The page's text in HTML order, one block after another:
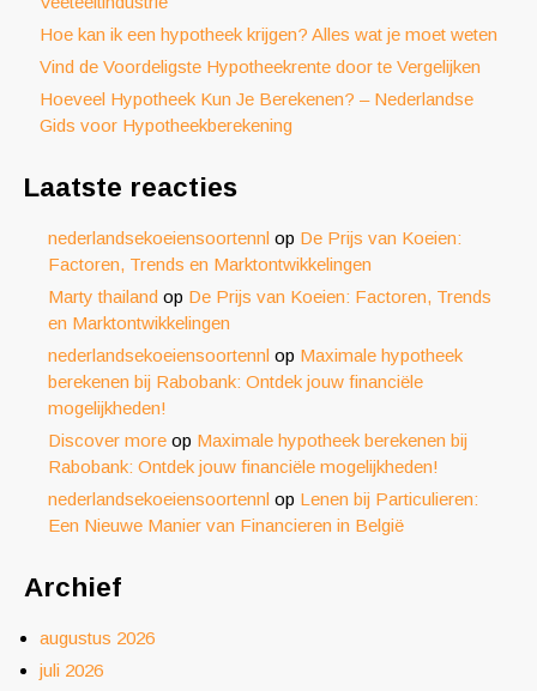
Hoe kan ik een hypotheek krijgen? Alles wat je moet weten
Vind de Voordeligste Hypotheekrente door te Vergelijken
Hoeveel Hypotheek Kun Je Berekenen? – Nederlandse
Gids voor Hypotheekberekening
Laatste reacties
nederlandsekoeiensoortennl op De Prijs van Koeien:
Factoren, Trends en Marktontwikkelingen
Marty thailand op De Prijs van Koeien: Factoren, Trends
en Marktontwikkelingen
nederlandsekoeiensoortennl op Maximale hypotheek
berekenen bij Rabobank: Ontdek jouw financiële
mogelijkheden!
Discover more op Maximale hypotheek berekenen bij
Rabobank: Ontdek jouw financiële mogelijkheden!
nederlandsekoeiensoortennl op Lenen bij Particulieren:
Een Nieuwe Manier van Financieren in België
Archief
augustus 2026
juli 2026